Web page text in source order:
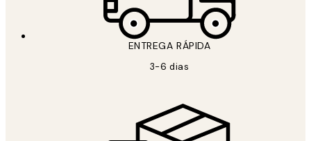
ENTREGA RÁPIDA
3-6 dias